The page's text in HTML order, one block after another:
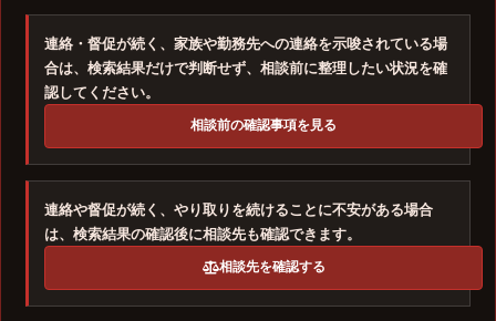
連絡・督促が続く、家族や勤務先への連絡を示唆されている場
合は、検索結果だけで判断せず、相談前に整理したい状況を確
認してください。
相談前の確認事項を見る
連絡や督促が続く、やり取りを続けることに不安がある場合
は、検索結果の確認後に相談先も確認できます。
相談先を確認する